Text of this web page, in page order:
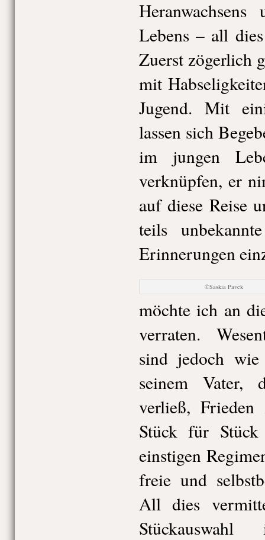
Lebens – all
Zuerst zögerlich
mit
Jugend. Mit
lassen sich
im jungen
verknüpfen, er
auf diese Reise
teils
Erinnerungen
©Saskia Pavek
möchte ich an
verraten.
sind jedoch
seinem
verließ,
Stück für
einstigen
freie und
All dies